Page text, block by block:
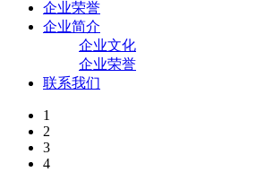
企业荣誉
企业简介
企业文化
企业荣誉
联系我们
1
2
3
4